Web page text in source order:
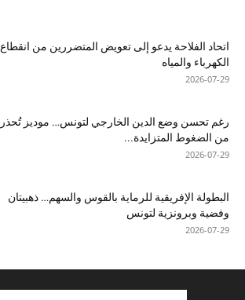
اتحاد الفلاحة يدعو إلى تعويض المتضررين من انقطاع
الكهرباء والمياه
2026-07-29
رغم تحسن وضع الدين الخارجي لتونس… موديز تُحذر
من الضغوط المتزايدة...
2026-07-29
البطولة الإفريقية للرماية بالقوس والسهم… ذهبيتان
وفضية وبرونزية لتونس
2026-07-29